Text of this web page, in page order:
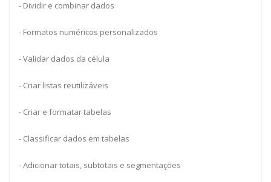
- Dividir e combinar dados
- Formatos numéricos personalizados
- Validar dados da célula
- Criar listas reutilizáveis
- Criar e formatar tabelas
- Classificar dados em tabelas
- Adicionar totais, subtotais e segmentações